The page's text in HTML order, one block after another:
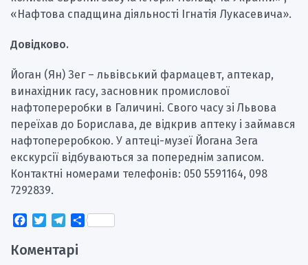
«Нафтова спадщина діяльності Ігнатія Лукасевича».
Довідково.
Йоган (Ян) Зег – львівський фармацевт, аптекар,
винахідник гасу, засновник промислової
нафтопереробки в Галичині. Свого часу зі Львова
переїхав до Борислава, де відкрив аптеку і займався
нафтопереробкою. У аптеці-музеї Йогана Зега
екскурсії відбуваються за попереднім записом.
Контактні номерами телефонів: 050 5591164, 098
7292839.
Facebook
TwitterTelegram
Поділитися
Коментарі